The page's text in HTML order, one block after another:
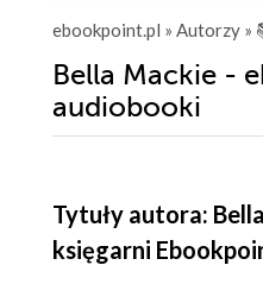
ebookpoint.pl » Autorzy »
Bella Mackie -
audiobooki
Tytuły autora:
księgarni